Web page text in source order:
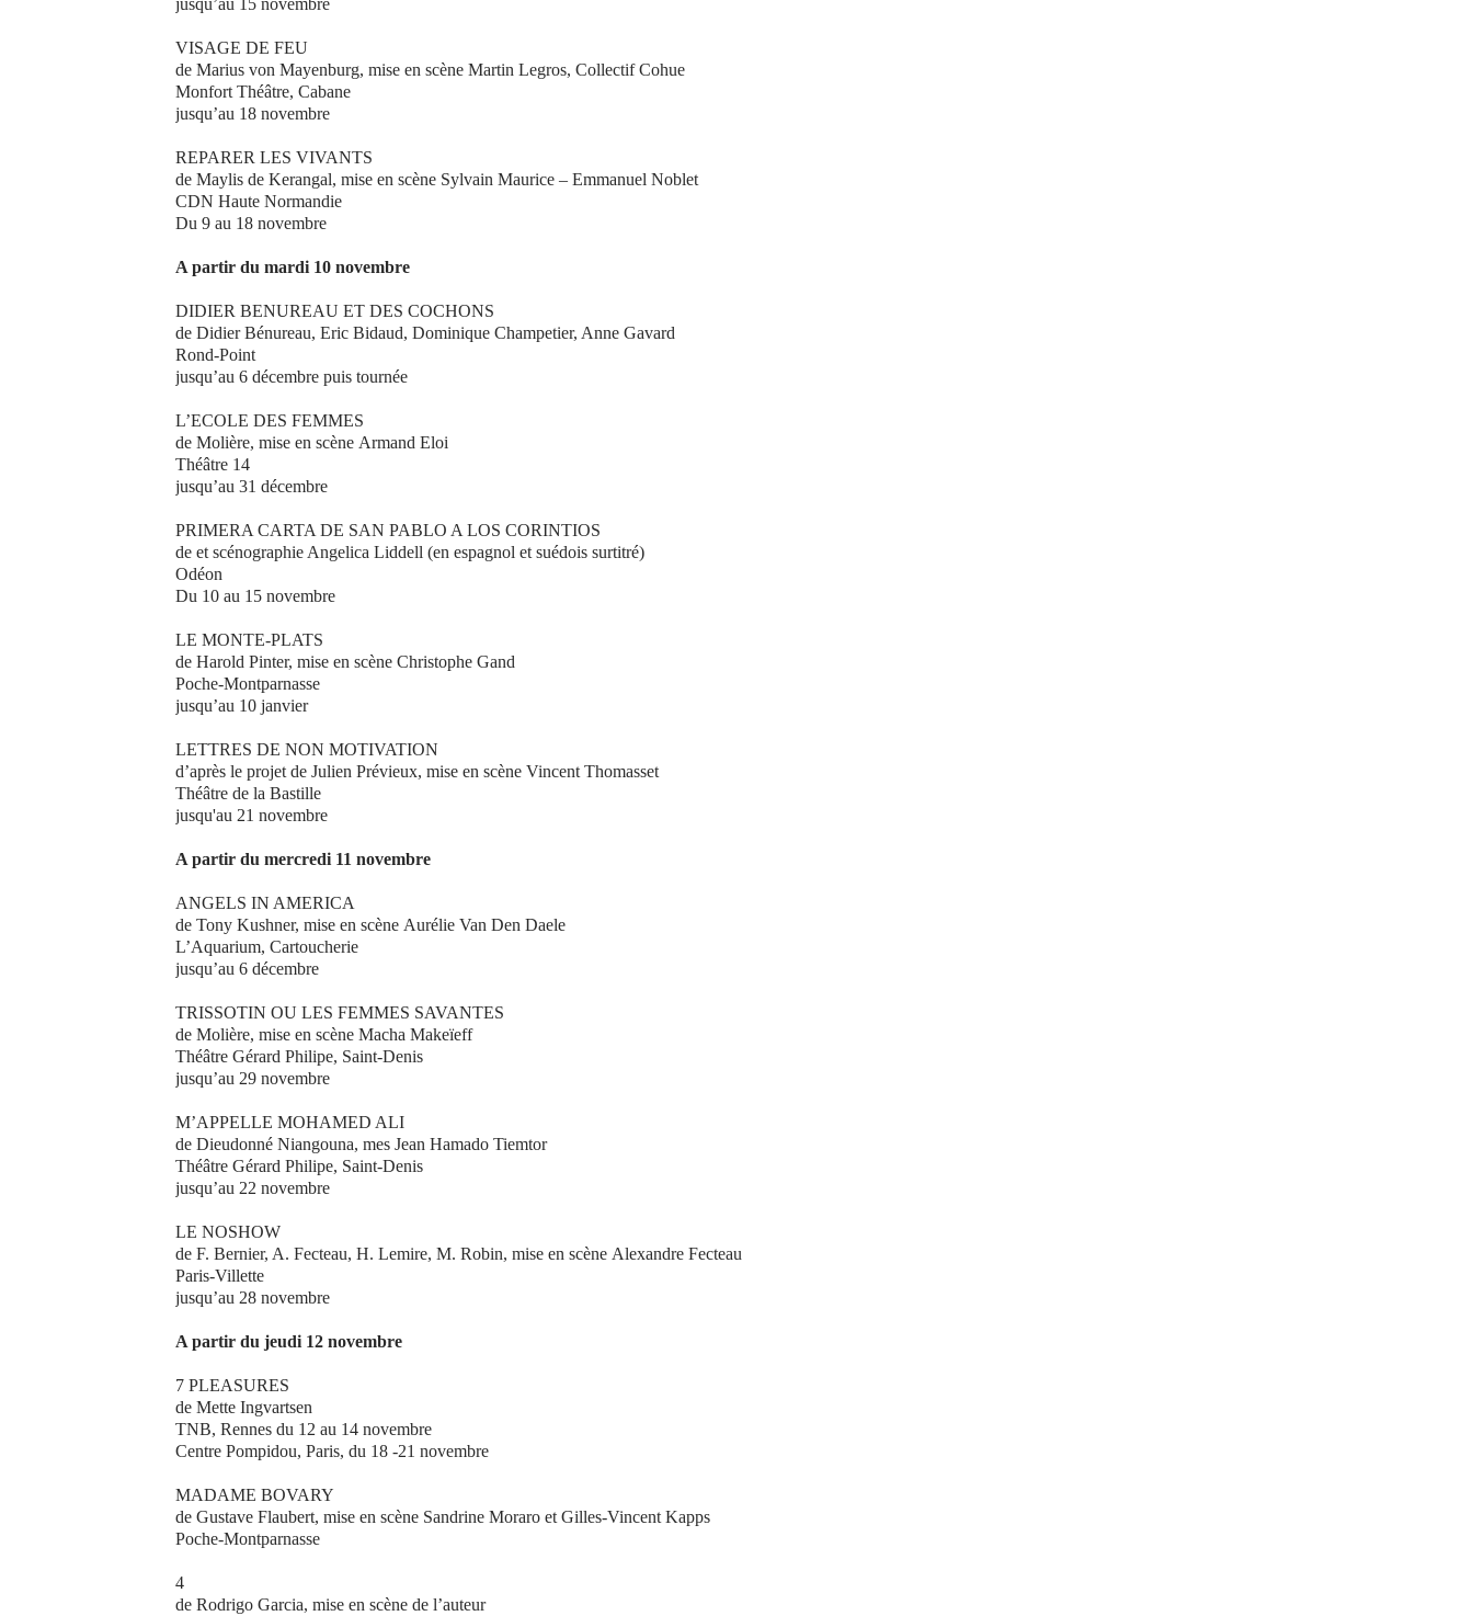
jusqu’au 15 novembre
VISAGE DE FEU
de Marius von Mayenburg, mise en scène Martin Legros, Collectif Cohue
Monfort Théâtre, Cabane
jusqu’au 18 novembre
REPARER LES VIVANTS
de Maylis de Kerangal, mise en scène Sylvain Maurice – Emmanuel Noblet
CDN Haute Normandie
Du 9 au 18 novembre
A partir du mardi 10 novembre
DIDIER BENUREAU ET DES COCHONS
de Didier Bénureau, Eric Bidaud, Dominique Champetier, Anne Gavard
Rond-Point
jusqu’au 6 décembre puis tournée
L’ECOLE DES FEMMES
de Molière, mise en scène Armand Eloi
Théâtre 14
jusqu’au 31 décembre
PRIMERA CARTA DE SAN PABLO A LOS CORINTIOS
de et scénographie Angelica Liddell (en espagnol et suédois surtitré)
Odéon
Du 10 au 15 novembre
LE MONTE-PLATS
de Harold Pinter, mise en scène Christophe Gand
Poche-Montparnasse
jusqu’au 10 janvier
LETTRES DE NON MOTIVATION
d’après le projet de Julien Prévieux, mise en scène Vincent Thomasset
Théâtre de la Bastille
jusqu'au 21 novembre
A partir du mercredi 11 novembre
ANGELS IN AMERICA
de Tony Kushner, mise en scène Aurélie Van Den Daele
L’Aquarium, Cartoucherie
jusqu’au 6 décembre
TRISSOTIN OU LES FEMMES SAVANTES
de Molière, mise en scène Macha Makeïeff
Théâtre Gérard Philipe, Saint-Denis
jusqu’au 29 novembre
M’APPELLE MOHAMED ALI
de Dieudonné Niangouna, mes Jean Hamado Tiemtor
Théâtre Gérard Philipe, Saint-Denis
jusqu’au 22 novembre
LE NOSHOW
de F. Bernier, A. Fecteau, H. Lemire, M. Robin, mise en scène Alexandre Fecteau
Paris-Villette
jusqu’au 28 novembre
A partir du jeudi 12 novembre
7 PLEASURES
de Mette Ingvartsen
TNB, Rennes du 12 au 14 novembre
Centre Pompidou, Paris, du 18 -21 novembre
MADAME BOVARY
de Gustave Flaubert, mise en scène Sandrine Moraro et Gilles-Vincent Kapps
Poche-Montparnasse
4
de Rodrigo Garcia, mise en scène de l’auteur